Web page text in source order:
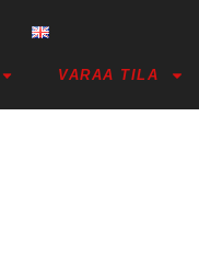
VARAA TILA